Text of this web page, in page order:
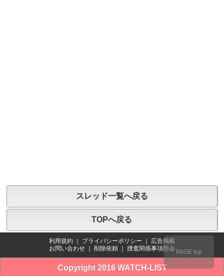
スレッド一覧へ戻る
TOPへ戻る
利用規約 ｜ プライバシーポリシー ｜ 広告掲載
お問い合わせ ｜ 削除依頼 ｜ 捜査関係事項照会
Copyright 2016 WATCH-LIST
PAGE top